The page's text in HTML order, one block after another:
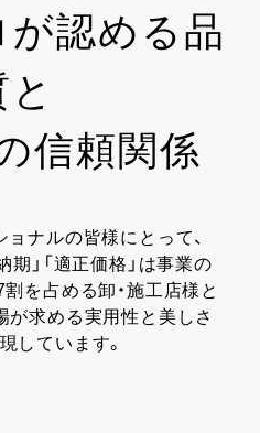
認める品
信頼関係
ナルの皆様にとって、
期」「適正価格」は事業の
を占める卸・施工店様と
が求める実用性と美しさ
しています。